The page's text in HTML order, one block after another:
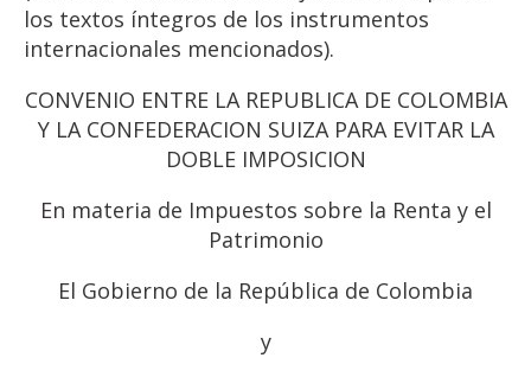
los textos íntegros de los instrumentos
internacionales mencionados).
CONVENIO ENTRE LA REPUBLICA DE COLOMBIA
Y LA CONFEDERACION SUIZA PARA EVITAR LA
DOBLE IMPOSICION
En materia de Impuestos sobre la Renta y el
Patrimonio
El Gobierno de la República de Colombia
y